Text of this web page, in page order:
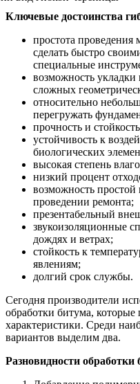
Ключевые достоинства
простота
сделать быстро
специальные
возможность
сложных
относительно
перегружать
прочность и
устойчивость к
биологических
высокая степень
низкий процент
возможность
проведении ремонта;
презентабельный
звукоизоляционные
дождях и ветрах;
стойкость к
явлениям;
долгий срок службы.
Сегодня производители
обработки битума,
характеристики. Среди
вариантов выделим два.
Разновидности обработки